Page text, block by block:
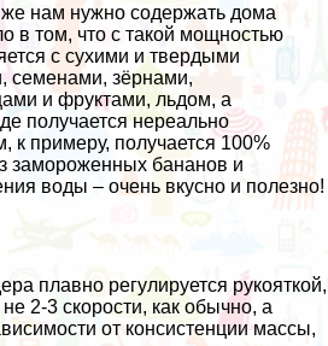
нам нужно содержать дома
в том, что с такой мощностью
с сухими и твердыми
семенами, зёрнами,
и фруктами, льдом, а
получается нереально
к примеру, получается 100%
замороженных бананов и
воды – очень вкусно и полезно!
плавно регулируется рукояткой,
2-3 скорости, как обычно, а
от консистенции массы,